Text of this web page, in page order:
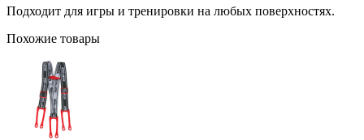
Подходит для игры и тренировки на любых поверхностях.
Похожие товары